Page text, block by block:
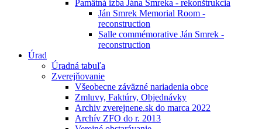
Pamätná izba Jána Smreka - rekonštrukcia
Ján Smrek Memorial Room -
reconstruction
Salle commémorative Ján Smrek -
reconstruction
Úrad
Úradná tabuľa
Zverejňovanie
Všeobecne záväzné nariadenia obce
Zmluvy, Faktúry, Objednávky
Archiv zverejnene.sk do marca 2022
Archív ZFO do r. 2013